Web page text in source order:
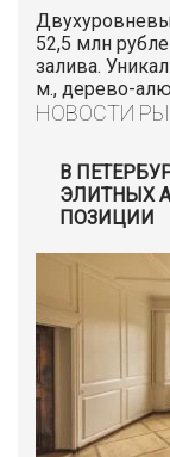
52,5 млн
залива.
м., дерево-
НОВОСТИ
В
ЭЛИТНЫХ
ПОЗИЦИИ